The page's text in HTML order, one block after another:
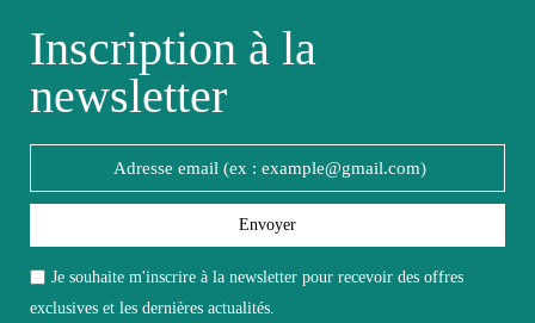
Structure
et MDF de première
Style du meuble Design
Unité par lot A l'unité
Inscription à la
newsletter
Envoyer
Je souhaite m'inscrire à la newsletter pour recevoir des offres
exclusives et les dernières actualités.